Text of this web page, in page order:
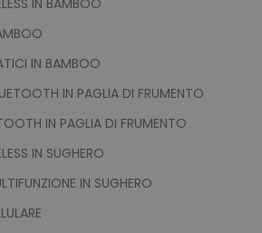
IN BAMBOO
IN PAGLIA DI FRUMENTO
IN PAGLIA DI FRUMENTO
IN SUGHERO
IN SUGHERO
Google Privacy Policy